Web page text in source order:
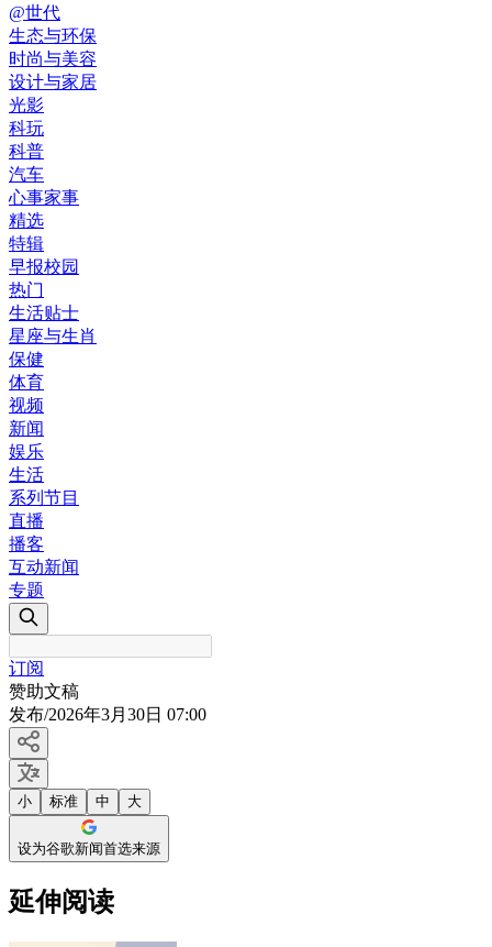
@世代
生态与环保
时尚与美容
设计与家居
光影
科玩
科普
汽车
心事家事
精选
特辑
早报校园
热门
生活贴士
星座与生肖
保健
体育
视频
新闻
娱乐
生活
系列节目
直播
播客
互动新闻
专题
订阅
赞助文稿
发布/2026年3月30日 07:00
小 标准 中 大
设为谷歌新闻首选来源
延伸阅读